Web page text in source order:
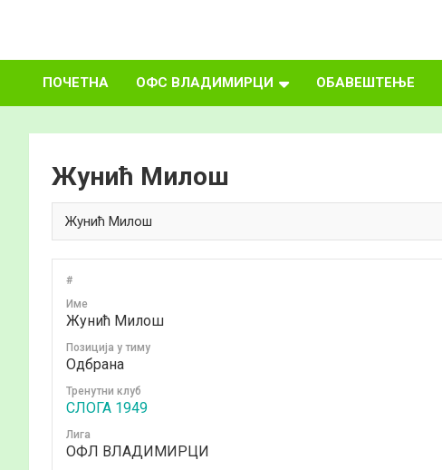
ФУДБАЛСКИ
САВЕЗ
ВЛАДИМИРЦИ
ПОЧЕТНА ОФС ВЛАДИМИРЦИ ОБАВЕШТЕЊЕ
Жунић Милош
#
Име
Жунић Милош
Позиција у тиму
Одбрана
Тренутни клуб
СЛОГА 1949
Лига
ОФЛ ВЛАДИМИРЦИ